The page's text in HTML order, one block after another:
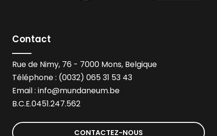
Contact
Rue de Nimy, 76 - 7000 Mons, Belgique
Téléphone : (0032) 065 31 53 43
Email : info@mundaneum.be
B.C.E.0451.247.562
CONTACTEZ-NOUS